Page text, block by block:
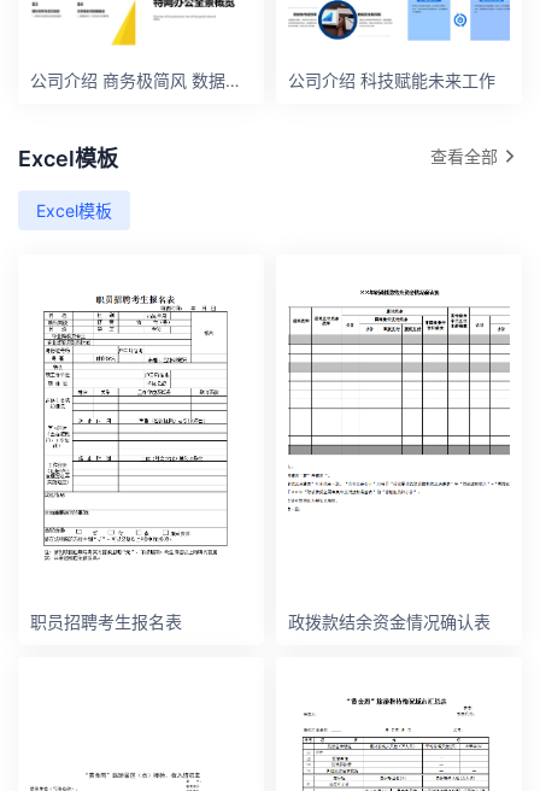
公司介绍 商务极简风 数据驱动的协作未来 公司介绍 科技赋能未来工作
Excel模板 查看全部
Excel模板
职员招聘考生报名表 政拨款结余资金情况确认表